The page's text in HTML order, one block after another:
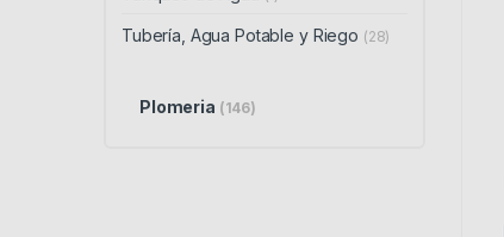
Tubería, Agua Potable y Riego (28)
Plomeria (146)